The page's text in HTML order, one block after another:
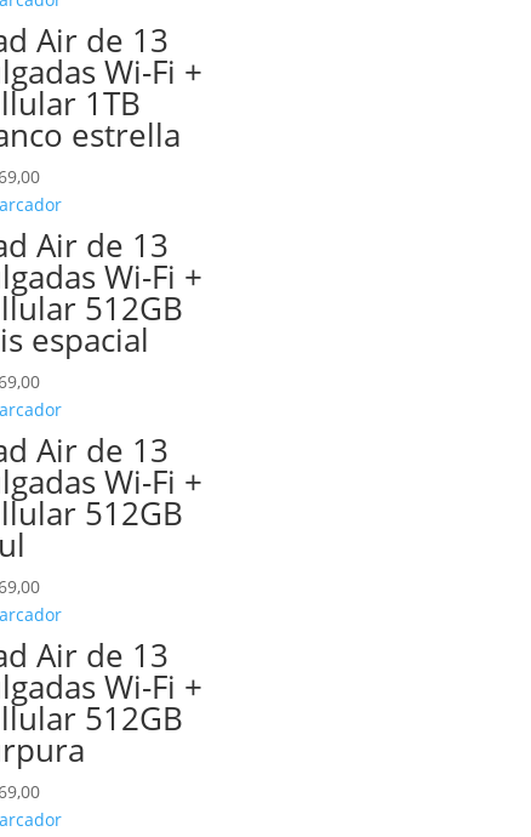
Air de 13
Wi-Fi +
1TB
estrella
Air de 13
Wi-Fi +
512GB
espacial
Air de 13
Wi-Fi +
512GB
Air de 13
Wi-Fi +
512GB